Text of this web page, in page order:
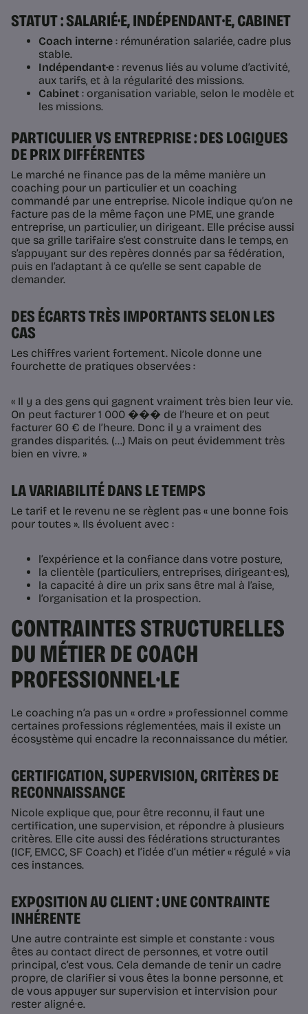
STATUT : SALARIÉ·E, INDÉPENDANT·E, CABINET
Coach interne : rémunération salariée, cadre plus
stable.
Indépendant·e : revenus liés au volume d’activité,
aux tarifs, et à la régularité des missions.
Cabinet : organisation variable, selon le modèle et
les missions.
PARTICULIER VS ENTREPRISE : DES LOGIQUES
DE PRIX DIFFÉRENTES
Le marché ne finance pas de la même manière un
coaching pour un particulier et un coaching
commandé par une entreprise. Nicole indique qu’on ne
facture pas de la même façon une PME, une grande
entreprise, un particulier, un dirigeant. Elle précise aussi
que sa grille tarifaire s’est construite dans le temps, en
s’appuyant sur des repères donnés par sa fédération,
puis en l’adaptant à ce qu’elle se sent capable de
demander.
DES ÉCARTS TRÈS IMPORTANTS SELON LES
CAS
Les chiffres varient fortement. Nicole donne une
fourchette de pratiques observées :
« Il y a des gens qui gagnent vraiment très bien leur vie.
On peut facturer 1 000 ��� de l’heure et on peut
facturer 60 € de l’heure. Donc il y a vraiment des
grandes disparités. (…) Mais on peut évidemment très
bien en vivre. »
LA VARIABILITÉ DANS LE TEMPS
Le tarif et le revenu ne se règlent pas « une bonne fois
pour toutes ». Ils évoluent avec :
l’expérience et la confiance dans votre posture,
la clientèle (particuliers, entreprises, dirigeant·es),
la capacité à dire un prix sans être mal à l’aise,
l’organisation et la prospection.
CONTRAINTES STRUCTURELLES
DU MÉTIER DE COACH
PROFESSIONNEL·LE
Le coaching n’a pas un « ordre » professionnel comme
certaines professions réglementées, mais il existe un
écosystème qui encadre la reconnaissance du métier.
CERTIFICATION, SUPERVISION, CRITÈRES DE
RECONNAISSANCE
Nicole explique que, pour être reconnu, il faut une
certification, une supervision, et répondre à plusieurs
critères. Elle cite aussi des fédérations structurantes
(ICF, EMCC, SF Coach) et l’idée d’un métier « régulé » via
ces instances.
EXPOSITION AU CLIENT : UNE CONTRAINTE
INHÉRENTE
Une autre contrainte est simple et constante : vous
êtes au contact direct de personnes, et votre outil
principal, c’est vous. Cela demande de tenir un cadre
propre, de clarifier si vous êtes la bonne personne, et
de vous appuyer sur supervision et intervision pour
rester aligné·e.